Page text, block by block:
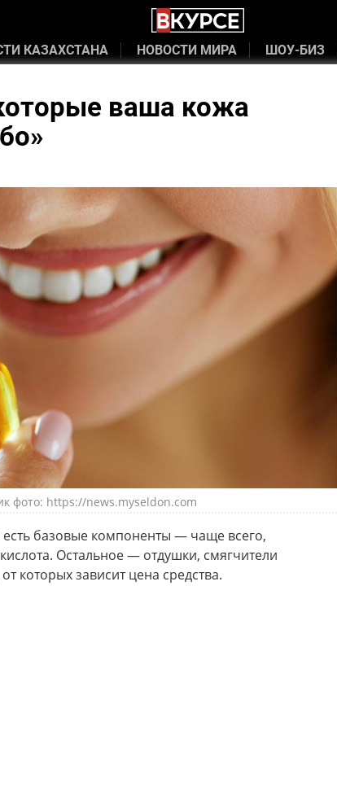
КАЗАХСТАНА НОВОСТИ МИРА ШОУ-БИЗ
ваша кожа
фото: https://news.myseldon.com
базовые компоненты — чаще всего,
Остальное — отдушки, смягчители
которых зависит цена средства.